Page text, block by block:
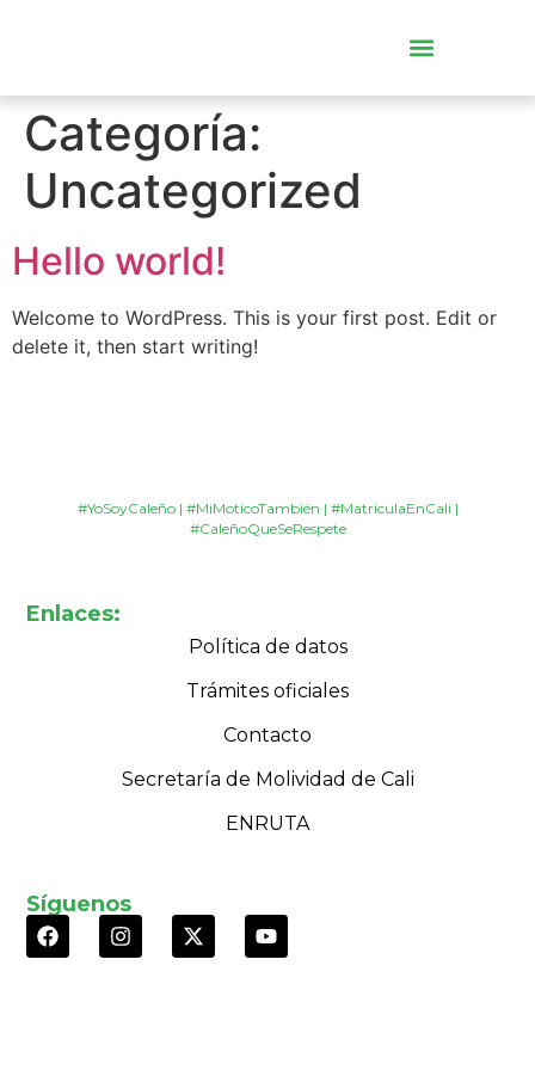
Categoría:
Uncategorized
Hello world!
Welcome to WordPress. This is your first post. Edit or
delete it, then start writing!
#YoSoyCaleño | #MiMoticoTambién | #MatriculaEnCali |
#CaleñoQueSeRespete
Enlaces:
Política de datos
Trámites oficiales
Contacto
Secretaría de Molividad de Cali
ENRUTA
Síguenos